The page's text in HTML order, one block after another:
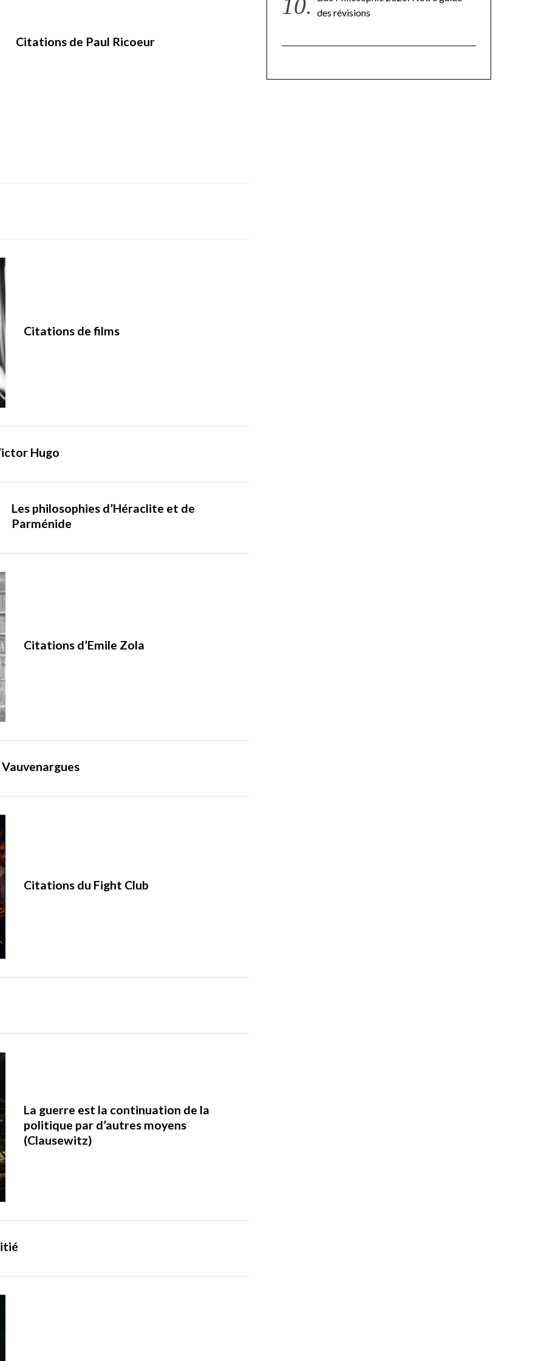
Citations de Paul Ricoeur
Citations de films
Hugo
Les philosophies d’Héraclite et de
Parménide
Citations d’Emile Zola
Citations du Fight Club
La guerre est la continuation de la
politique par d’autres moyens
(Clausewitz)
des révisions